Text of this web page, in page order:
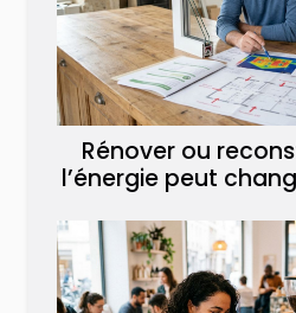
Rénover ou
l’énergie peut